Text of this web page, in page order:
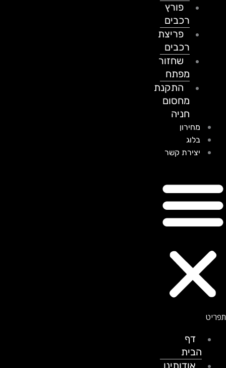
פורץ
רכבים
פריצת
רכבים
שחזור
מפתח
התקנת
מחסום
חניה
מחירון
בלוג
יצירת קשר
דף
הבית
אודותינו